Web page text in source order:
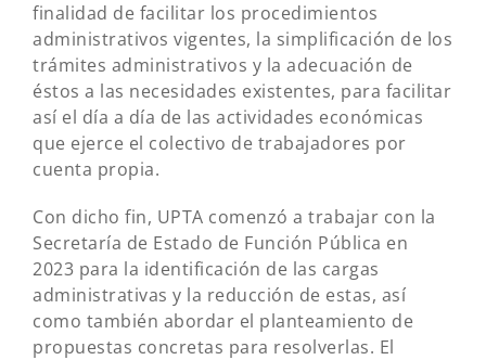
finalidad de facilitar los procedimientos
administrativos vigentes, la simplificación de los
trámites administrativos y la adecuación de
éstos a las necesidades existentes, para facilitar
así el día a día de las actividades económicas
que ejerce el colectivo de trabajadores por
cuenta propia.
Con dicho fin, UPTA comenzó a trabajar con la
Secretaría de Estado de Función Pública en
2023 para la identificación de las cargas
administrativas y la reducción de estas, así
como también abordar el planteamiento de
propuestas concretas para resolverlas. El